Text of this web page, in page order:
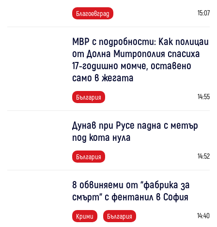
Благоевград 15:07
МВР с подробности: Как полицаи
от Долна Митрополия спасиха
17-годишно момче, оставено
само в жегата
България 14:55
Дунав при Русе падна с метър
под кота нула
България 14:52
8 обвиняеми от “фабрика за
смърт“ с фентанил в София
Крими България 14:40